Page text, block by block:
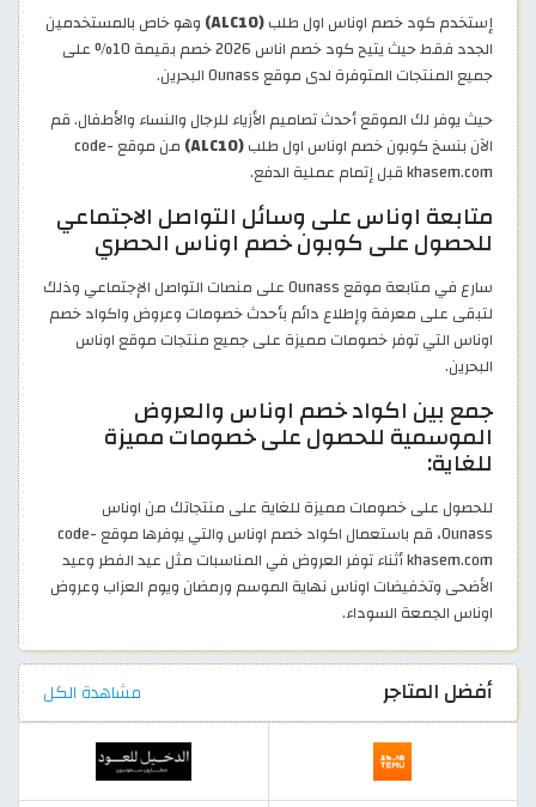
إستخدم كود خصم اوناس اول طلب(ALC10)
وهو خاص بالمستخدمين
الجدد فقط حيث يتيح كود خصم اناس 2026 خصم بقيمة 10% على
جميع المنتجات المتوفرة لدى موقع Ounass البحرين.
حيث يوفر لك الموقع أحدث تصاميم الأزياء للرجال والنساء والأطفال. قم
الآن بنسخ كوبون خصم اوناس اول طلب(ALC10)
من موقع code-
khasem.com قبل إتمام عملية الدفع.
متابعة اوناس على وسائل التواصل الاجتماعي
للحصول على كوبون خصم اوناس الحصري
سارع في متابعة موقع Ounass على منصات التواصل الإجتماعي وذلك
لتبقى على معرفة وإطلاع دائم بأحدث خصومات وعروض واكواد خصم
اوناس التي توفر خصومات مميزة على جميع منتجات موقع اوناس
البحرين.
جمع بين اكواد خصم اوناس والعروض
الموسمية للحصول على خصومات مميزة
للغاية:
للحصول على خصومات مميزة للغاية على منتجاتك من اوناس
Ounass، قم باستعمال اكواد خصم اوناس والتي يوفرها موقع code-
khasem.com أثناء توفر العروض في المناسبات مثل عيد الفطر وعيد
الأضحى وتخفيضات اوناس نهاية الموسم ورمضان ويوم العزاب وعروض
اوناس الجمعة السوداء.
أفضل المتاجر مشاهدة الكل